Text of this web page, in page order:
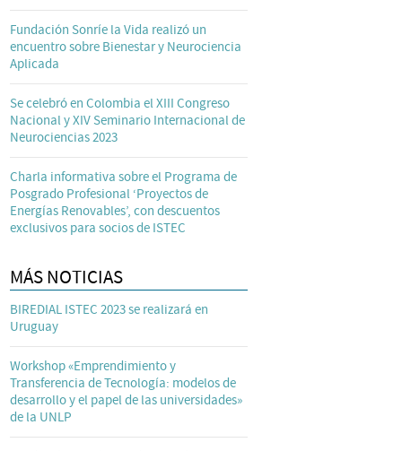
Fundación Sonríe la Vida realizó un
encuentro sobre Bienestar y Neurociencia
Aplicada
Se celebró en Colombia el XIII Congreso
Nacional y XIV Seminario Internacional de
Neurociencias 2023
Charla informativa sobre el Programa de
Posgrado Profesional ‘Proyectos de
Energías Renovables’, con descuentos
exclusivos para socios de ISTEC
MÁS NOTICIAS
BIREDIAL ISTEC 2023 se realizará en
Uruguay
Workshop «Emprendimiento y
Transferencia de Tecnología: modelos de
desarrollo y el papel de las universidades»
de la UNLP